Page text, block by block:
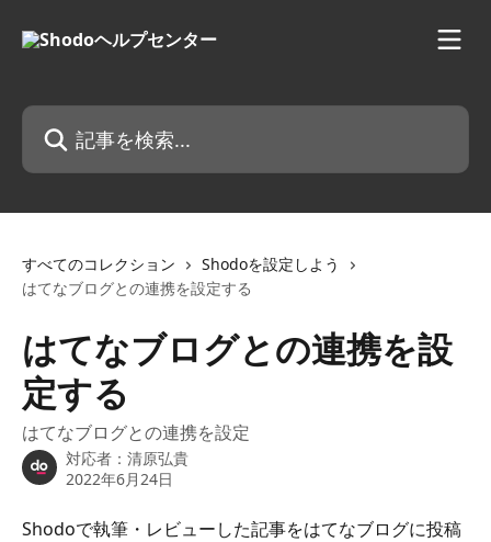
記事を検索...
すべてのコレクション
Shodoを設定しよう
はてなブログとの連携を設定する
はてなブログとの連携を設
定する
はてなブログとの連携を設定
対応者： 清原弘貴
2022年6月24日
Shodoで執筆・レビューした記事をはてなブログに投稿